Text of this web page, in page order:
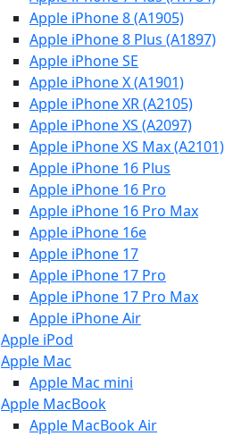
Apple iPhone 8 (A1905)
Apple iPhone 8 Plus (A1897)
Apple iPhone SE
Apple iPhone X (A1901)
Apple iPhone XR (A2105)
Apple iPhone XS (A2097)
Apple iPhone XS Max (A2101)
Apple iPhone 16 Plus
Apple iPhone 16 Pro
Apple iPhone 16 Pro Max
Apple iPhone 16e
Apple iPhone 17
Apple iPhone 17 Pro
Apple iPhone 17 Pro Max
Apple iPhone Air
Apple iPod
Apple Mac
Apple Mac mini
Apple MacBook
Apple MacBook Air